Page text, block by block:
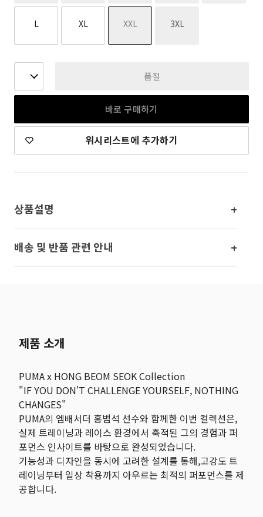
L XL XXL 3XL
품절
바로 구매하기
위시리스트에 추가하기
상품설명
배송 및 반품 관련 안내
제품 소개
PUMA x HONG BEOM SEOK Collection
"IF YOU DON'T CHALLENGE YOURSELF, NOTHING
CHANGES"
PUMA의 엠배서더 홍범석 선수와 함께한 이번 컬렉션은,
실제 트레이닝과 레이스 환경에서 축적된 그의 경험과 퍼
포먼스 인사이트를 바탕으로 완성되었습니다.
기능성과 디자인을 동시에 고려한 설계를 통해,고강도 트
레이닝부터 일상 착용까지 아우르는 최적의 퍼포먼스를 제
공합니다.